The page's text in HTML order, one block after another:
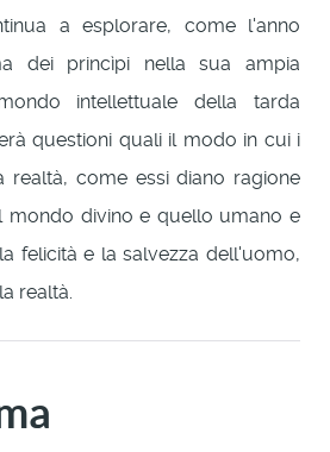
a esplorare, come l'anno
dei princìpi nella sua ampia
intellettuale della tarda
questioni quali il modo in cui i
realtà, come essi diano ragione
mondo divino e quello umano e
felicità e la salvezza dell'uomo,
realtà.